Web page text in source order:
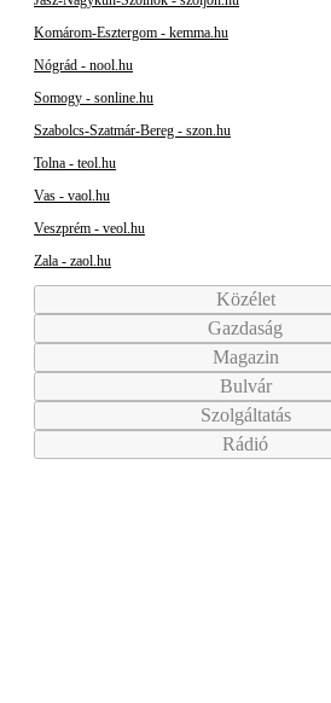
Komárom-Esztergom - kemma.hu
Nógrád - nool.hu
Somogy - sonline.hu
Szabolcs-Szatmár-Bereg - szon.hu
Tolna - teol.hu
Vas - vaol.hu
Veszprém - veol.hu
Zala - zaol.hu
Közélet
Gazdaság
Magazin
Bulvár
Szolgáltatás
Rádió